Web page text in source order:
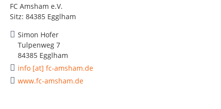
FC Amsham e.V.
Sitz: 84385 Egglham
Simon Hofer
Tulpenweg 7
84385 Egglham
info [at] fc-amsham.de
www.fc-amsham.de